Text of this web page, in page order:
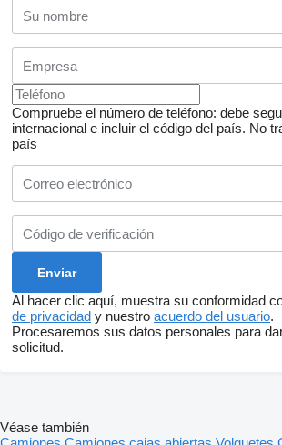
Compruebe el número de teléfono: debe
internacional e incluir el código del país. No
país
Al hacer clic aquí, muestra su conformidad
de privacidad y nuestro acuerdo del usuario.
Procesaremos sus datos personales para
solicitud.
Véase también